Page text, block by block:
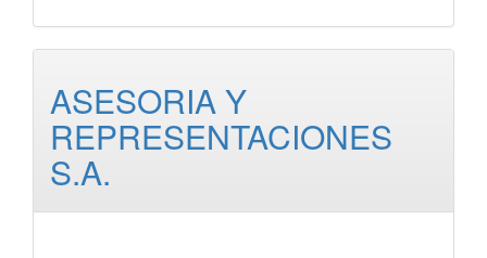
ASESORIA Y
REPRESENTACIONES
S.A.